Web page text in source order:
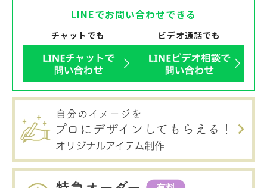
LINEでお問い合わせできる
チャットでも ビデオ通話でも